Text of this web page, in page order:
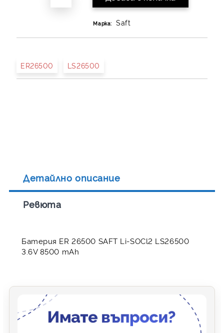
Марка: Saft
ER26500 LS26500
Детайлно описание
Ревюта
Батерия ER 26500 SAFT Li-SOCl2 LS26500
3.6V 8500 mAh